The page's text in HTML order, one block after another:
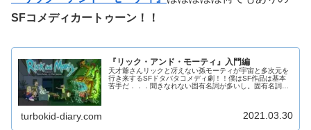
SFコメディカートゥーン！！
『リック・アンド・モーティ』入門編
天才爺さんリックと冴えない孫モーティが宇宙と多次元を
行き来するSFドタバタコメディ劇！！僕はSF作品は基本
苦手だ．．．聞きなれない固有名詞が多いし。固有名詞が
turbokid-diary.com 2021.03.30